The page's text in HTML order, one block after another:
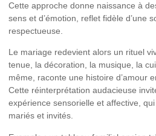
Cette approche donne naissance à
sens et d’émotion, reflet fidèle d’une
respectueuse.
Le mariage redevient alors un rituel
tenue, la décoration, la musique, la
même, raconte une histoire d’amour
Cette réinterprétation audacieuse
expérience sensorielle et affective,
mariés et invités.